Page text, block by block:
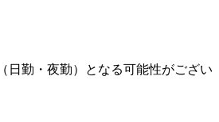
日勤・夜勤）となる可能性がござい